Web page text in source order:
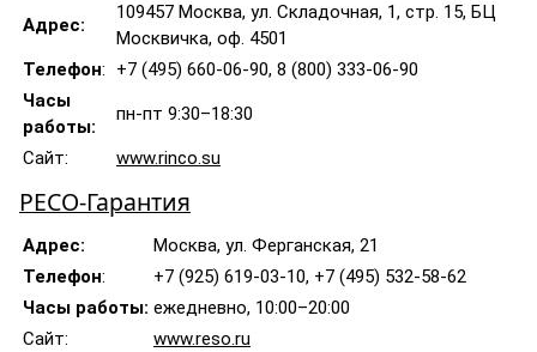
Адрес:
109457 Москва, ул. Складочная, 1, стр. 15, БЦ
Москвичка, оф. 4501
Телефон:
+7 (495) 660-06-90, 8 (800) 333-06-90
Часы
работы:
пн-пт 9:30–18:30
Сайт: www.rinco.su
РЕСО-Гарантия
Адрес:
Москва, ул. Ферганская, 21
Телефон:
+7 (925) 619-03-10, +7 (495) 532-58-62
Часы работы: ежедневно, 10:00–20:00
Сайт:
www.reso.ru